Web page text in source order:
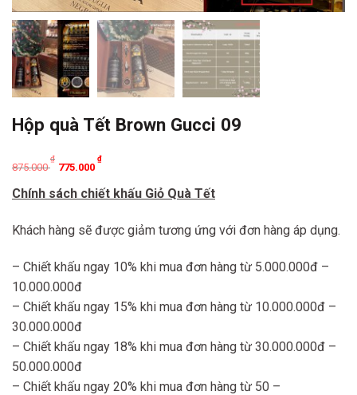
Hộp quà Tết Brown Gucci 09
875.000
₫
Original
price
was:
875.000 ₫.
775.000
₫
Current
price
is:
775.000 ₫.
Chính sách chiết khấu Giỏ Quà Tết
Khách hàng sẽ được giảm tương ứng với đơn hàng áp dụng.
– Chiết khấu ngay 10% khi mua đơn hàng từ 5.000.000đ –
10.000.000đ
– Chiết khấu ngay 15% khi mua đơn hàng từ 10.000.000đ –
30.000.000đ
– Chiết khấu ngay 18% khi mua đơn hàng từ 30.000.000đ –
50.000.000đ
– Chiết khấu ngay 20% khi mua đơn hàng từ 50 –